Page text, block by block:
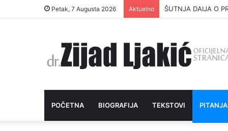
Petak, 7 Augusta 2026 Aktuelno ŠUTNJA DAIJA O
POČETNA BIOGRAFIJA TEKSTOVI